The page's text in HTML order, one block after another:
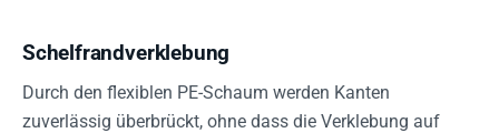
Schelfrandverklebung
Durch den flexiblen PE-Schaum werden Kanten
zuverlässig überbrückt, ohne dass die Verklebung auf